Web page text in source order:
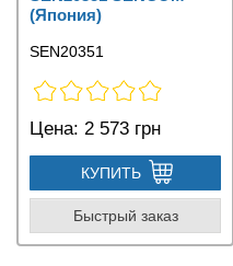
(Япония)
SEN20351
Цена: 2 573 грн
КУПИТЬ
Быстрый заказ